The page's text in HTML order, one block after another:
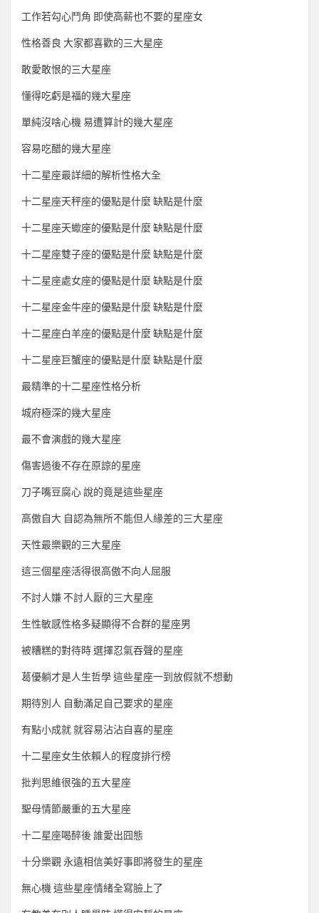
工作若勾心鬥角 即使高薪也不要的星座女
性格善良 大家都喜歡的三大星座
敢愛敢恨的三大星座
懂得吃虧是福的幾大星座
單純沒啥心機 易遭算計的幾大星座
容易吃醋的幾大星座
十二星座最詳細的解析性格大全
十二星座天秤座的優點是什麼 缺點是什麼
十二星座天蠍座的優點是什麼 缺點是什麼
十二星座雙子座的優點是什麼 缺點是什麼
十二星座處女座的優點是什麼 缺點是什麼
十二星座金牛座的優點是什麼 缺點是什麼
十二星座白羊座的優點是什麼 缺點是什麼
十二星座巨蟹座的優點是什麼 缺點是什麼
最精準的十二星座性格分析
城府極深的幾大星座
最不會演戲的幾大星座
傷害過後不存在原諒的星座
刀子嘴豆腐心 說的竟是這些星座
高傲自大 自認為無所不能但人緣差的三大星座
天性最樂觀的三大星座
這三個星座活得很高傲不向人屈服
不討人嫌 不討人厭的三大星座
生性敏感性格多疑顯得不合群的星座男
被糟糕的對待時 選擇忍氣吞聲的星座
葛優躺才是人生哲學 這些星座一到放假就不想動
期待別人 自動滿足自己要求的星座
有點小成就 就容易沾沾自喜的星座
十二星座女生依賴人的程度排行榜
批判思維很強的五大星座
聖母情節嚴重的五大星座
十二星座喝醉後 誰愛出囧態
十分樂觀 永遠相信美好事即將發生的星座
無心機 這些星座情緒全寫臉上了